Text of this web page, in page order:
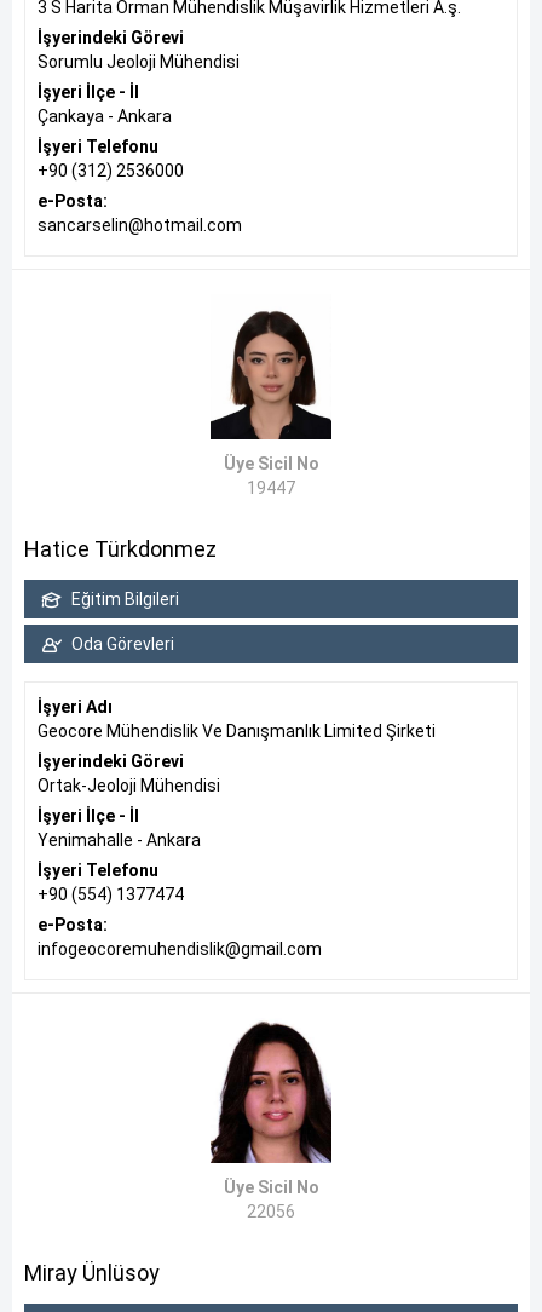
3 S Harita Orman Mühendislik Müşavirlik Hizmetleri A.ş.
İşyerindeki Görevi
Sorumlu Jeoloji Mühendisi
İşyeri İlçe - İl
Çankaya - Ankara
İşyeri Telefonu
+90 (312) 2536000
e-Posta:
sancarselin@hotmail.com
Üye Sicil No
19447
Hatice Türkdonmez
Eğitim Bilgileri
Oda Görevleri
İşyeri Adı
Geocore Mühendislik Ve Danışmanlık Limited Şirketi
İşyerindeki Görevi
Ortak-Jeoloji Mühendisi
İşyeri İlçe - İl
Yenimahalle - Ankara
İşyeri Telefonu
+90 (554) 1377474
e-Posta:
infogeocoremuhendislik@gmail.com
Üye Sicil No
22056
Miray Ünlüsoy